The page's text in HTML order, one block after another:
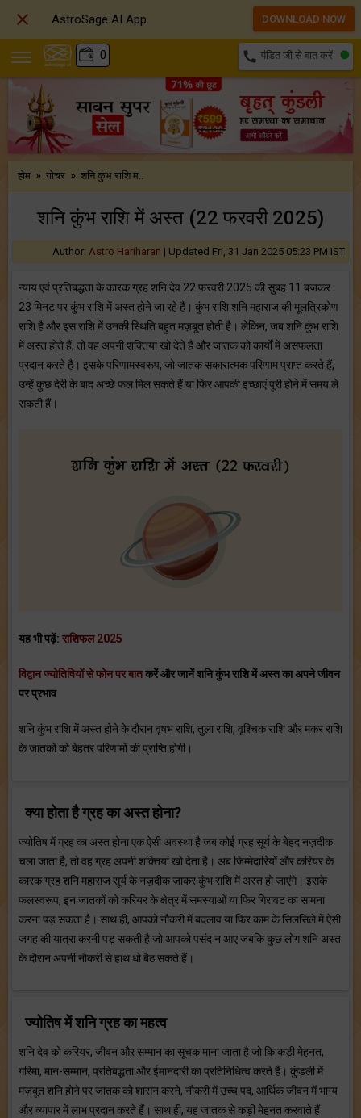
0 call पंडित जी से बात करें
होम » गोचर » शनि कुंभ राशि म..
शनि कुंभ राशि में अस्त (22 फरवरी 2025)
Author: Astro Hariharan | Updated Fri, 31 Jan 2025 05:23 PM IST
न्याय एवं प्रतिबद्धता के कारक ग्रह शनि देव 22 फरवरी 2025 की सुबह 11 बजकर
23 मिनट पर कुंभ राशि में अस्त होने जा रहे हैं। कुंभ राशि शनि महाराज की मूलत्रिकोण
राशि है और इस राशि में उनकी स्थिति बहुत मज़बूत होती है। लेकिन, जब शनि कुंभ राशि
में अस्त होते हैं, तो वह अपनी शक्तियां खो देते हैं और जातक को कार्यों में असफलता
प्रदान करते हैं। इसके परिणामस्वरूप, जो जातक सकारात्मक परिणाम प्राप्त करते हैं,
उन्हें कुछ देरी के बाद अच्छे फल मिल सकते हैं या फिर आपकी इच्छाएं पूरी होने में समय ले
सकती हैं।
यह भी पढ़ें: राशिफल 2025
विद्वान ज्योतिषियों से फोन पर बातकरें और जानें शनि कुंभ राशि में अस्त का अपने जीवन
पर प्रभाव
शनि कुंभ राशि में अस्त होने के दौरान वृषभ राशि, तुला राशि, वृश्चिक राशि और मकर राशि
के जातकों को बेहतर परिणामों की प्राप्ति होगी।
क्या होता है ग्रह का अस्त होना?
ज्योतिष में ग्रह का अस्त होना एक ऐसी अवस्था है जब कोई ग्रह सूर्य के बेहद नज़दीक
चला जाता है, तो वह ग्रह अपनी शक्तियां खो देता है। अब जिम्मेदारियों और करियर के
कारक ग्रह शनि महाराज सूर्य के नज़दीक जाकर कुंभ राशि में अस्त हो जाएंगे। इसके
फलस्वरूप, इन जातकों को करियर के क्षेत्र में समस्याओं या फिर गिरावट का सामना
करना पड़ सकता है। साथ ही, आपको नौकरी में बदलाव या फिर काम के सिलसिले में ऐसी
जगह की यात्रा करनी पड़ सकती है जो आपको पसंद न आए जबकि कुछ लोग शनि अस्त
के दौरान अपनी नौकरी से हाथ धो बैठ सकते हैं।
ज्योतिष में शनि ग्रह का महत्व
शनि देव को करियर, जीवन और सम्मान का सूचक माना जाता है जो कि कड़ी मेहनत,
गरिमा, मान-सम्मान, प्रतिबद्धता और ईमानदारी का प्रतिनिधित्व करते हैं। कुंडली में
मज़बूत शनि होने पर जातक को शासन करने, नौकरी में उच्च पद, आर्थिक जीवन में भाग्य
और व्यापार में लाभ प्रदान करते हैं। साथ ही, यह जातक से कड़ी मेहनत करवाते हैं
 AstroSage AI App DOWNLOAD NOW